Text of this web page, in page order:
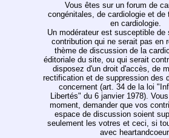
Vous êtes sur un forum de
congénitales, de cardiologie et de
en cardiologie.
Un modérateur est susceptible de
contribution qui ne serait pas en
thème de discussion de la
éditoriale du site, ou qui serait
disposez d'un droit d'accès, de
rectification et de suppression des
concernent (art. 34 de la loi
Libertés" du 6 janvier 1978).
moment, demander que vos
espace de discussion soient
seulement les votres et ceci, si
avec